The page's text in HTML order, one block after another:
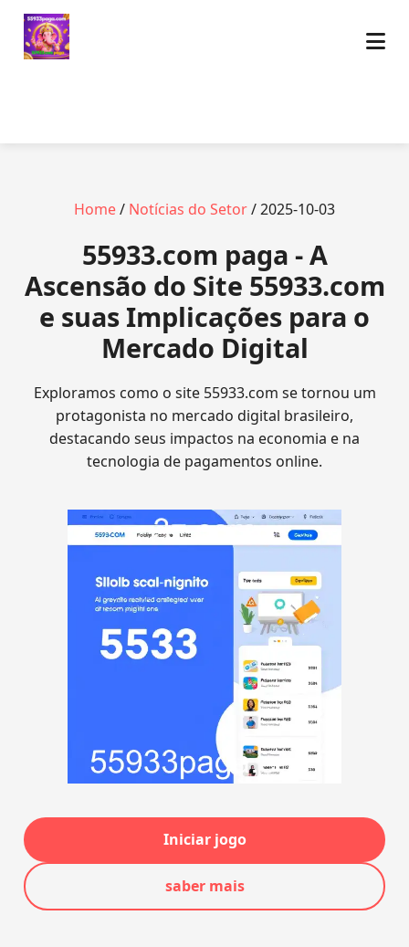
Home/ Notícias do Setor/ 2025-10-03
55933.com paga - A
Ascensão do Site 55933.com
e suas Implicações para o
Mercado Digital
Exploramos como o site 55933.com se tornou um
protagonista no mercado digital brasileiro,
destacando seus impactos na economia e na
tecnologia de pagamentos online.
Iniciar jogo
saber mais